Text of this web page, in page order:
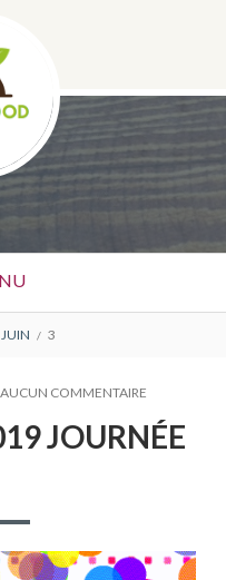
JUIN 3
AUCUN COMMENTAIRE
TOUR
2019
JOURNÉE